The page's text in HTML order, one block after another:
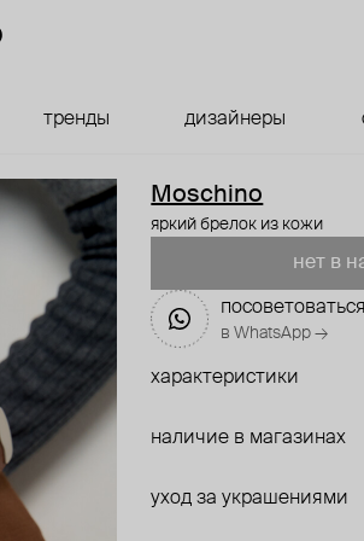
тренды дизайнеры
Moschino
яркий брелок из кожи
нет в
в WhatsApp →
характеристики
наличие в магазинах
уход за украшениями